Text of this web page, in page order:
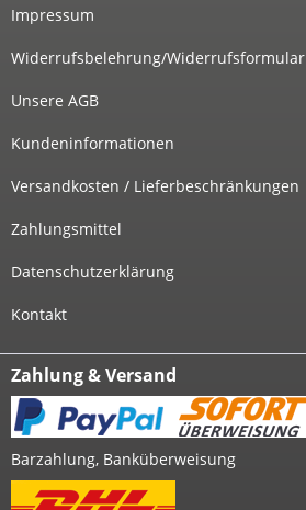
Impressum
Widerrufsbelehrung/Widerrufsformular
Unsere AGB
Kundeninformationen
Versandkosten / Lieferbeschränkungen
Zahlungsmittel
Datenschutzerklärung
Kontakt
Zahlung & Versand
Barzahlung, Banküberweisung